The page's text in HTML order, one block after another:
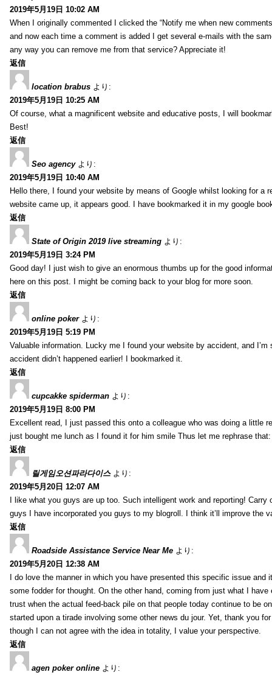
2019年5月19日 10:02 AM
When I originally commented I clicked the “Notify me when new
and now each time a comment is added I get several e-mails with the
any way you can remove me from that service? Appreciate it!
返信
location brabus より:
2019年5月19日 10:25 AM
Of course, what a magnificent website and educative posts, I will
Best!
返信
Seo agency より:
2019年5月19日 10:40 AM
Hello there, I found your website by means of Google whilst looking for a
website came up, it appears good. I have bookmarked it in my google
返信
State of Origin 2019 live streaming より:
2019年5月19日 3:24 PM
Good day! I just wish to give an enormous thumbs up for the good
here on this post. I might be coming back to your blog for more soon.
返信
online poker より:
2019年5月19日 5:19 PM
Valuable information. Lucky me I found your website by accident, and I’m
accident didn’t happened earlier! I bookmarked it.
返信
cupcakke spiderman より:
2019年5月19日 8:00 PM
Excellent read, I just passed this onto a colleague who was doing a little
just bought me lunch as I found it for him smile Thus let me rephrase
返信
릴게임오션파라다이스 より:
2019年5月20日 12:07 AM
I like what you guys are up too. Such intelligent work and reporting! Carry
guys I have incorporated you guys to my blogroll. I think it’ll improve the
返信
Roadside Assistance Service Near Me より:
2019年5月20日 12:38 AM
I do love the manner in which you have presented this specific issue and
some fodder for thought. On the other hand, coming from just what I have
trust when the actual feed-back pile on that people today continue to be
started upon a tirade involving some other news du jour. Yet, thank you
though I can not agree with the idea in totality, I value your perspective.
返信
agen poker online より: